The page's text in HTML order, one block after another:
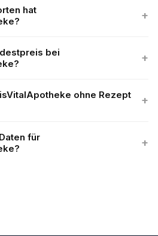
hat
+
bei
+
ohne Rezept
+
für
+